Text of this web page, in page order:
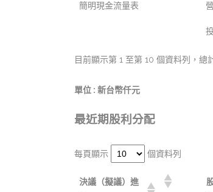
簡明現金流量表
目前顯示第 1 至第 10 個資料列，總
單位 : 新台幣仟元
最近期股利分配
每頁顯示 個資料列
決議（擬議）進